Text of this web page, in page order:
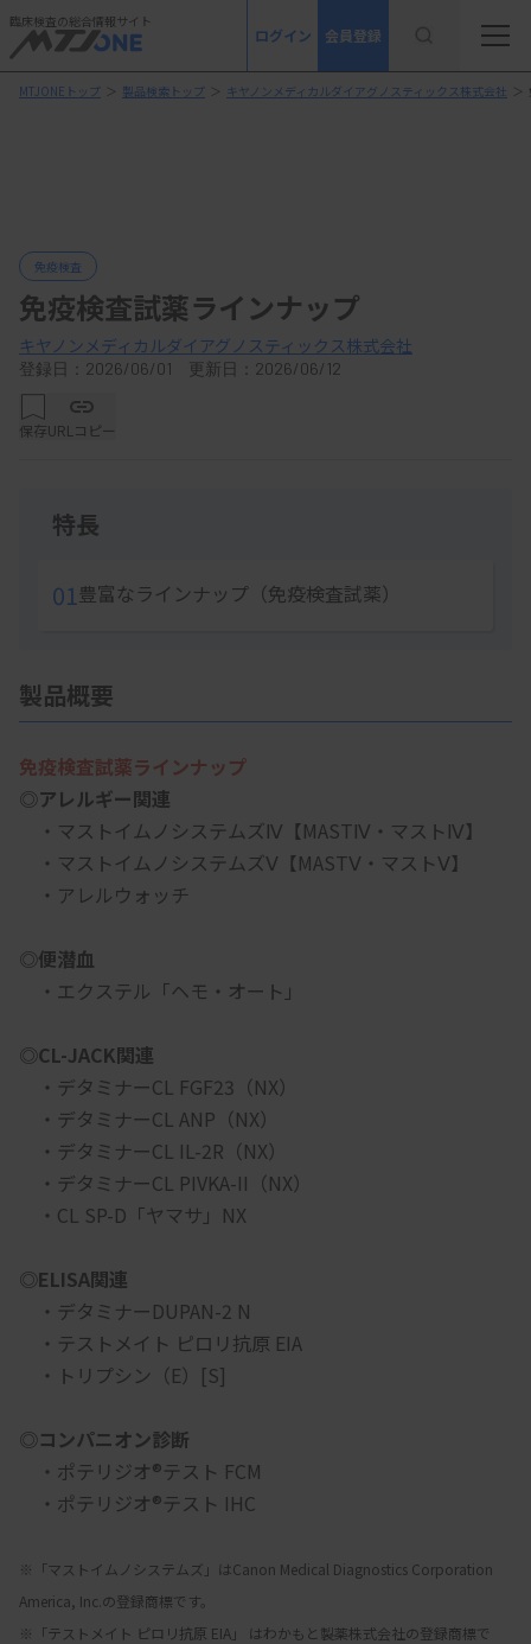
臨床検査の総合情報サイト
ログイン 会員登録
MTJONEトップ ＞ 製品検索トップ ＞ キヤノンメディカルダイアグノスティックス株式会社 ＞
免疫検査
免疫検査試薬ラインナップ
キヤノンメディカルダイアグノスティックス株式会社
登録日：2026/06/01 更新日：2026/06/12
保存URLコピー
特長
01豊富なラインナップ（免疫検査試薬）
製品概要
免疫検査試薬ラインナップ
◎アレルギー関連
・マストイムノシステムズⅣ【MASTⅣ・マストⅣ】
・マストイムノシステムズⅤ【MASTⅤ・マストⅤ】
・アレルウォッチ
◎便潜血
・エクステル「ヘモ・オート」
◎CL-JACK関連
・デタミナーCL FGF23（NX）
・デタミナーCL ANP（NX）
・デタミナーCL IL-2R（NX）
・デタミナーCL PIVKA-II（NX）
・CL SP-D「ヤマサ」NX
◎ELISA関連
・デタミナーDUPAN-2 N
・テストメイト ピロリ抗原 EIA
・トリプシン（E）[S]
◎コンパニオン診断
・ポテリジオ®テスト FCM
・ポテリジオ®テスト IHC
※「マストイムノシステムズ」はCanon Medical Diagnostics Corporation
America, Inc.の登録商標です。
※「テストメイト ピロリ抗原 EIA」 はわかもと製薬株式会社の登録商標で